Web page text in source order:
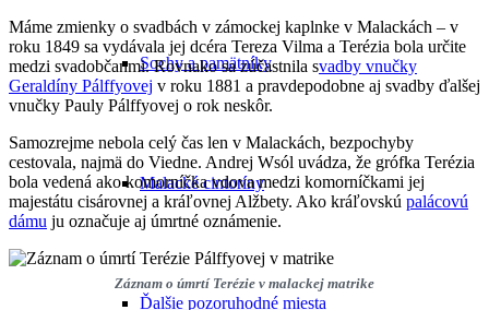
Sochy a pamätníky
Malacké cintoríny
Ďalšie pozoruhodné miesta
Máme zmienky o svadbách v zámockej kaplnke v Malackách – v
roku 1849 sa vydávala jej dcéra Tereza Vilma a Terézia bola určite
medzi svadobčanmi. Rovnako sa zúčastnila svadby vnučky
Geraldíny Pálffyovej v roku 1881 a pravdepodobne aj svadby ďalšej
vnučky Pauly Pálffyovej o rok neskôr.
Samozrejme nebola celý čas len v Malackách, bezpochyby
cestovala, najmä do Viedne. Andrej Wsól uvádza, že grófka Terézia
bola vedená ako komorníčka vdova medzi komorníčkami jej
majestátu cisárovnej a kráľovnej Alžbety. Ako kráľovskú palácovú
dámu ju označuje aj úmrtné oznámenie.
Záznam o úmrtí Terézie v malackej matrike